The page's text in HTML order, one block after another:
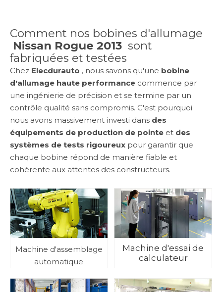
Comment nos bobines d'allumage
Nissan Rogue 2013 sont
fabriquées et testées
Chez Elecdurauto , nous savons qu'une bobine
d'allumage haute performance commence par
une ingénierie de précision et se termine par un
contrôle qualité sans compromis. C'est pourquoi
nous avons massivement investi dans des
équipements de production de pointe et des
systèmes de tests rigoureux pour garantir que
chaque bobine répond de manière fiable et
cohérente aux attentes des constructeurs.
Machine d'assemblage
automatique
Machine d'essai de
calculateur